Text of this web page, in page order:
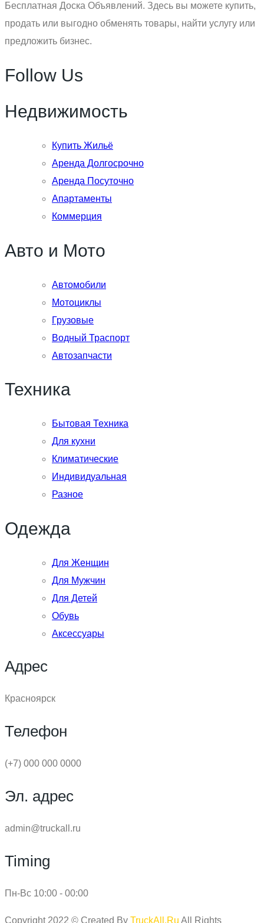
Бесплатная Доска Объявлений. Здесь вы можете купить,
продать или выгодно обменять товары, найти услугу или
предложить бизнес.
Follow Us
Недвижимость
Купить Жильё
Аренда Долгосрочно
Аренда Посуточно
Апартаменты
Коммерция
Авто и Мото
Автомобили
Мотоциклы
Грузовые
Водный Траспорт
Автозапчасти
Техника
Бытовая Техника
Для кухни
Климатические
Индивидуальная
Разное
Одежда
Для Женщин
Для Мужчин
Для Детей
Обувь
Аксессуары
Адрес
Красноярск
Телефон
(+7) 000 000 0000
Эл. адрес
admin@truckall.ru
Timing
Пн-Вс 10:00 - 00:00
Copyright 2022 © Created By TruckAll.Ru All Rights